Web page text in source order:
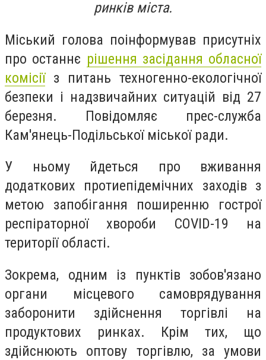
ринків міста.
Міський голова поінформував присутніх
про останнє рішення засідання обласної
комісіїз питань техногенно-екологічної
безпеки і надзвичайних ситуацій від 27
березня. Повідомляє прес-служба
Кам'янець-Подільської міської ради.
У ньому йдеться про вживання
додаткових протиепідемічних заходів з
метою запобігання поширенню гострої
респіраторної хвороби COVID-19 на
території області.
Зокрема, одним із пунктів зобов'язано
органи місцевого самоврядування
заборонити здійснення торгівлі на
продуктових ринках. Крім тих, що
здійснюють оптову торгівлю, за умови